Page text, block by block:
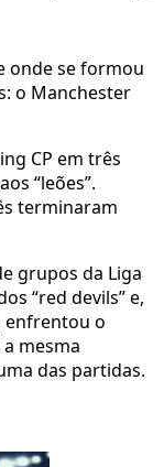
onde se formou
o Manchester
CP em três
“leões”.
terminaram
grupos da Liga
“red devils” e,
enfrentou o
mesma
das partidas.